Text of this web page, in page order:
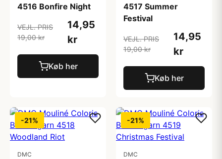
4516 Bonfire Night
VEJL. PRIS
19,00 kr
14,95
kr
Køb her
4517 Summer
Festival
VEJL. PRIS
19,00 kr
14,95
kr
Køb her
-21%
DMC
-21%
DMC